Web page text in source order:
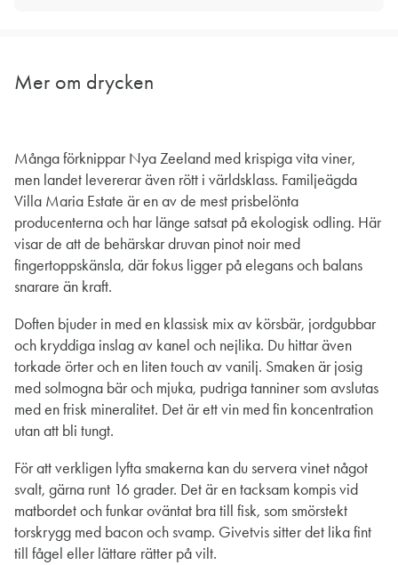
Mer om drycken
Många förknippar Nya Zeeland med krispiga vita viner,
men landet levererar även rött i världsklass. Familjeägda
Villa Maria Estate är en av de mest prisbelönta
producenterna och har länge satsat på ekologisk odling. Här
visar de att de behärskar druvan pinot noir med
fingertoppskänsla, där fokus ligger på elegans och balans
snarare än kraft.
Doften bjuder in med en klassisk mix av körsbär, jordgubbar
och kryddiga inslag av kanel och nejlika. Du hittar även
torkade örter och en liten touch av vanilj. Smaken är josig
med solmogna bär och mjuka, pudriga tanniner som avslutas
med en frisk mineralitet. Det är ett vin med fin koncentration
utan att bli tungt.
För att verkligen lyfta smakerna kan du servera vinet något
svalt, gärna runt 16 grader. Det är en tacksam kompis vid
matbordet och funkar oväntat bra till fisk, som smörstekt
torskrygg med bacon och svamp. Givetvis sitter det lika fint
till fågel eller lättare rätter på vilt.